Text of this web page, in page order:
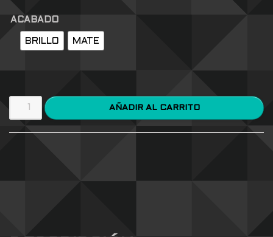
ACABADO
BRILLO MATE
AÑADIR AL CARRITO